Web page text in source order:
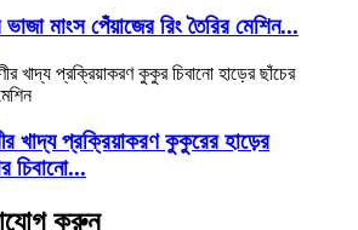
মাংস পেঁয়াজের রিং তৈরির মেশিন...
খাদ্য প্রক্রিয়াকরণ কুকুরের হাড়ের
চিবানো...
করুন